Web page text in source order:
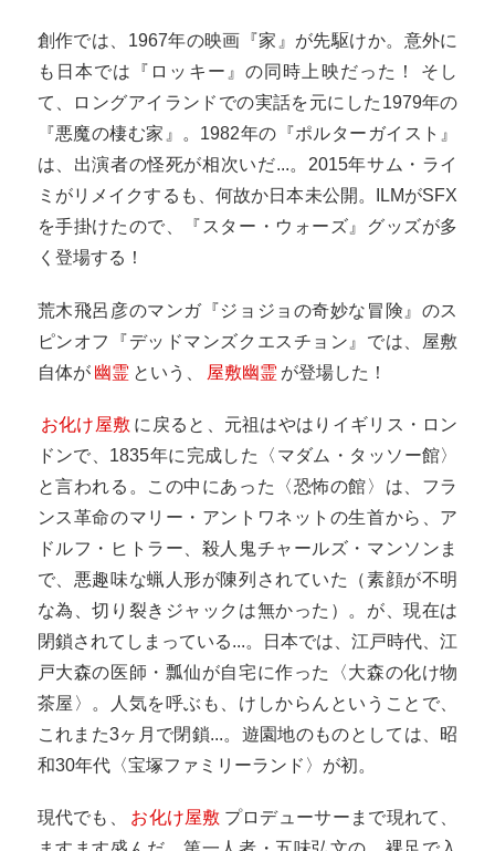
創作では、1967年の映画『家』が先駆けか。意外に
も日本では『ロッキー』の同時上映だった！ そし
て、ロングアイランドでの実話を元にした1979年の
『悪魔の棲む家』。1982年の『ポルターガイスト』
は、出演者の怪死が相次いだ...。2015年サム・ライ
ミがリメイクするも、何故か日本未公開。ILMがSFX
を手掛けたので、『スター・ウォーズ』グッズが多
く登場する！
荒木飛呂彦のマンガ『ジョジョの奇妙な冒険』のス
ピンオフ『デッドマンズクエスチョン』では、屋敷
自体が 幽霊 という、 屋敷幽霊 が登場した！
お化け屋敷 に戻ると、元祖はやはりイギリス・ロン
ドンで、1835年に完成した〈マダム・タッソー館〉
と言われる。この中にあった〈恐怖の館〉は、フラ
ンス革命のマリー・アントワネットの生首から、ア
ドルフ・ヒトラー、殺人鬼チャールズ・マンソンま
で、悪趣味な蝋人形が陳列されていた（素顔が不明
な為、切り裂きジャックは無かった）。が、現在は
閉鎖されてしまっている...。日本では、江戸時代、江
戸大森の医師・瓢仙が自宅に作った〈大森の化け物
茶屋〉。人気を呼ぶも、けしからんということで、
これまた3ヶ月で閉鎖...。遊園地のものとしては、昭
和30年代〈宝塚ファミリーランド〉が初。
現代でも、 お化け屋敷 プロデューサーまで現れて、